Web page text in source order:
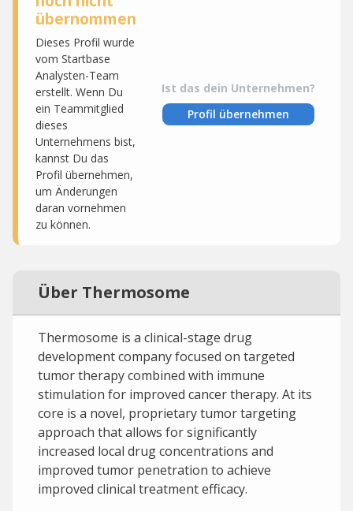
übernommen
Dieses Profil wurde
vom Startbase
Analysten-Team
erstellt. Wenn Du
ein Teammitglied
dieses
Unternehmens bist,
kannst Du das
Profil übernehmen,
um Änderungen
daran vornehmen
zu können.
Ist das dein Unternehmen?
Profil übernehmen
Über Thermosome
Thermosome is a clinical-stage drug
development company focused on targeted
tumor therapy combined with immune
stimulation for improved cancer therapy. At its
core is a novel, proprietary tumor targeting
approach that allows for significantly
increased local drug concentrations and
improved tumor penetration to achieve
improved clinical treatment efficacy.